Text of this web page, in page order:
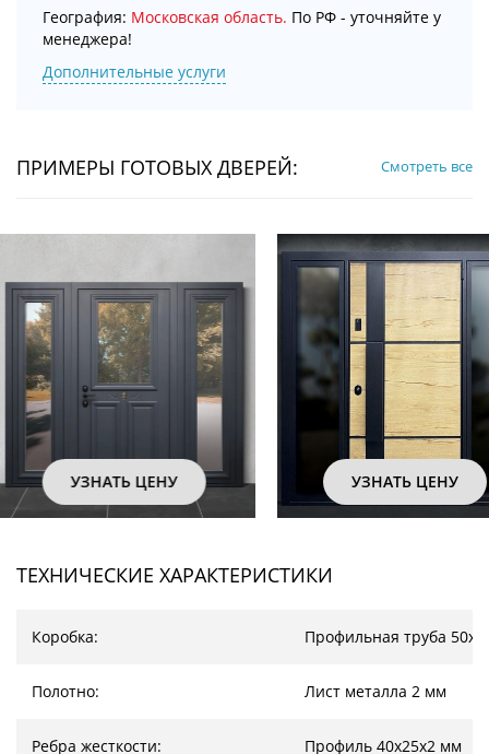
География: Московская область. По РФ - уточняйте у
менеджера!
Дополнительные услуги
ПРИМЕРЫ ГОТОВЫХ ДВЕРЕЙ: Смотреть все
УЗНАТЬ ЦЕНУ УЗНАТЬ ЦЕНУ
ТЕХНИЧЕСКИЕ ХАРАКТЕРИСТИКИ
Коробка: Профильная труба
Полотно: Лист металла 2 мм
Ребра жесткости: Профиль 40х25х2 мм